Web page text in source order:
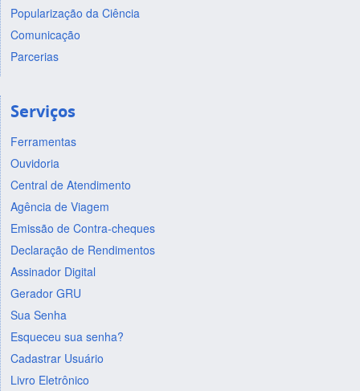
Popularização da Ciência
Comunicação
Parcerias
Serviços
Ferramentas
Ouvidoria
Central de Atendimento
Agência de Viagem
Emissão de Contra-cheques
Declaração de Rendimentos
Assinador Digital
Gerador GRU
Sua Senha
Esqueceu sua senha?
Cadastrar Usuário
Livro Eletrônico